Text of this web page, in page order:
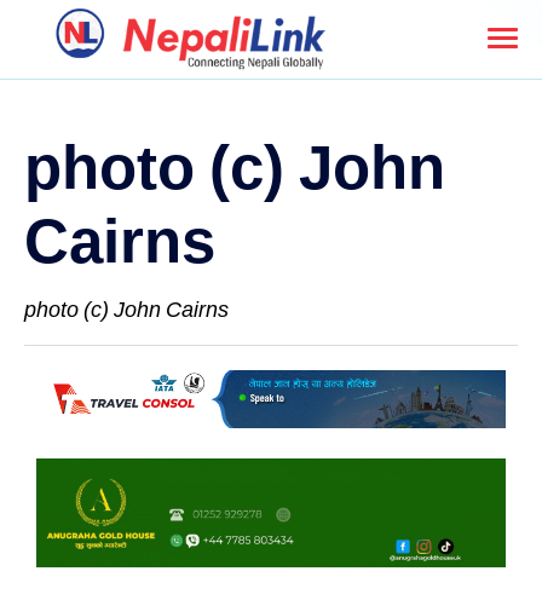
photo (c) John
Cairns
photo (c) John Cairns